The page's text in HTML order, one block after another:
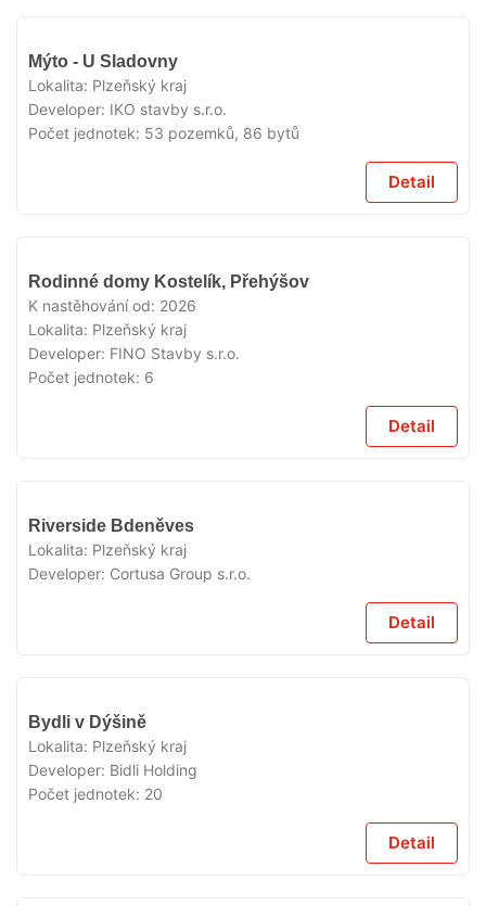
Mýto - U Sladovny
Lokalita: Plzeňský kraj
Developer: IKO stavby s.r.o.
Počet jednotek: 53 pozemků, 86 bytů
Detail
V
Rodinné domy Kostelík, Přehýšov
K nastěhování od: 2026
Lokalita: Plzeňský kraj
Developer: FINO Stavby s.r.o.
Počet jednotek: 6
Detail
Riverside Bdeněves
Lokalita: Plzeňský kraj
Developer: Cortusa Group s.r.o.
Detail
Bydli v Dýšině
Lokalita: Plzeňský kraj
Developer: Bidli Holding
Počet jednotek: 20
Detail